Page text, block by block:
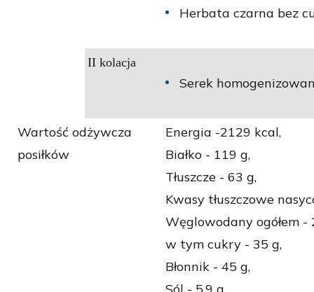
Herbata czarna bez
II kolacja
Serek
Wartość odżywcza
posiłków
Energia -2129 kcal,
Białko - 119 g,
Tłuszcze - 63 g,
Kwasy tłuszczowe
Węglowodany ogółem -
w tym cukry - 35 g,
Błonnik - 45 g,